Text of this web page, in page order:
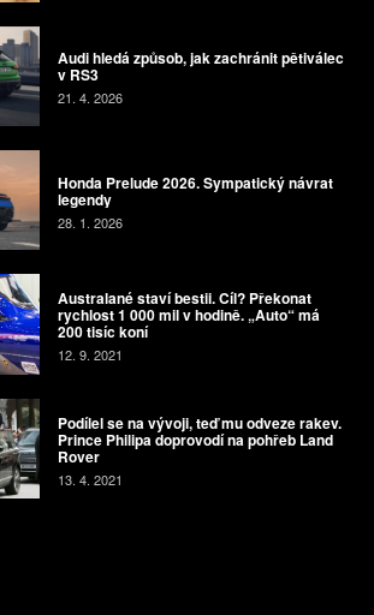
Audi hledá způsob, jak zachránit pětiválec
v RS3
21. 4. 2026
Honda Prelude 2026. Sympatický návrat
legendy
28. 1. 2026
Australané staví bestii. Cíl? Překonat
rychlost 1 000 mil v hodině. „Auto“ má
200 tisíc koní
12. 9. 2021
Podílel se na vývoji, teď mu odveze rakev.
Prince Philipa doprovodí na pohřeb Land
Rover
13. 4. 2021